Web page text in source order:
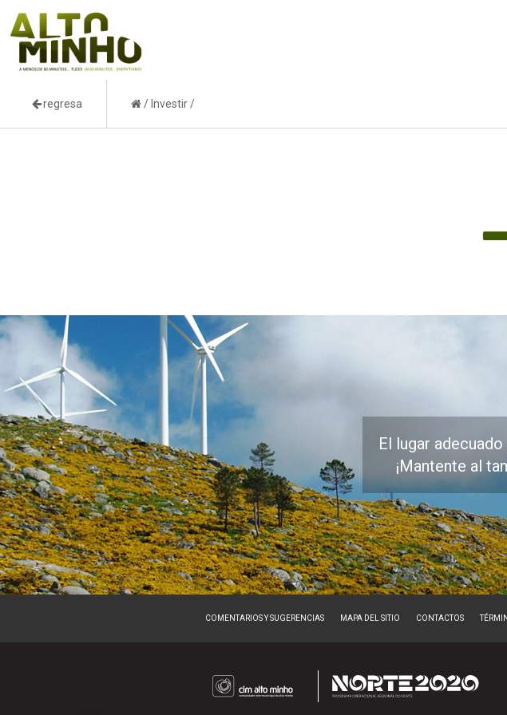
regresa / Investir/
El lugar adecuado
¡Mantente al
COMENTARIOS Y SUGERENCIAS MAPA DEL SITIO CONTACTOS